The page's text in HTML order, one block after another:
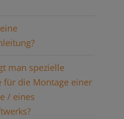
man spezielle
für die Montage einer
/ eines